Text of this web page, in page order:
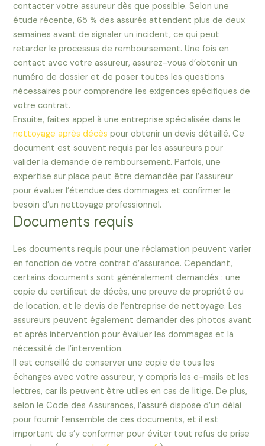
contacter votre assureur dès que possible. Selon une
étude récente, 65 % des assurés attendent plus de deux
semaines avant de signaler un incident, ce qui peut
retarder le processus de remboursement. Une fois en
contact avec votre assureur, assurez-vous d’obtenir un
numéro de dossier et de poser toutes les questions
nécessaires pour comprendre les exigences spécifiques de
votre contrat.
Ensuite, faites appel à une entreprise spécialisée dans le
nettoyage après décès pour obtenir un devis détaillé. Ce
document est souvent requis par les assureurs pour
valider la demande de remboursement. Parfois, une
expertise sur place peut être demandée par l’assureur
pour évaluer l’étendue des dommages et confirmer le
besoin d’un nettoyage professionnel.
Documents requis
Les documents requis pour une réclamation peuvent varier
en fonction de votre contrat d’assurance. Cependant,
certains documents sont généralement demandés : une
copie du certificat de décès, une preuve de propriété ou
de location, et le devis de l’entreprise de nettoyage. Les
assureurs peuvent également demander des photos avant
et après intervention pour évaluer les dommages et la
nécessité de l’intervention.
Il est conseillé de conserver une copie de tous les
échanges avec votre assureur, y compris les e-mails et les
lettres, car ils peuvent être utiles en cas de litige. De plus,
selon le Code des Assurances, l’assuré dispose d’un délai
pour fournir l’ensemble de ces documents, et il est
important de s’y conformer pour éviter tout refus de prise